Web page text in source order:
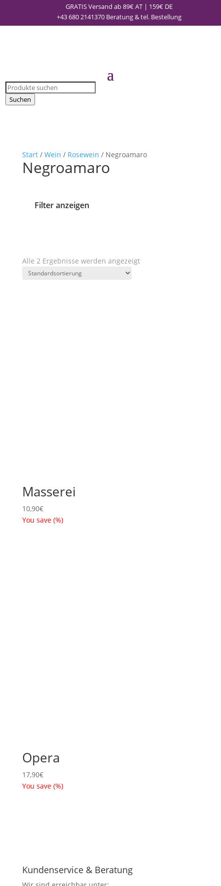
GRATIS Versand ab 89€ AT | 159€ DE
+43 680 2141370 Beratung & tel. Bestellung
Products
search
Suchen
Start/ Wein / Rosewein / Negroamaro
Negroamaro
Filter anzeigen
Alle 2 Ergebnisse werden angezeigt
Masserei
10,90€
You save (%)
Opera
17,90€
You save (%)
Kundenservice & Beratung